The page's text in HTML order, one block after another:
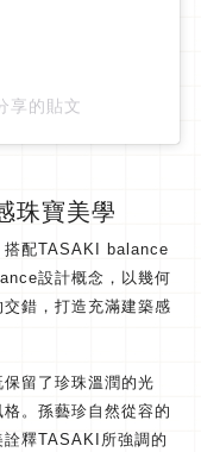
享的貼文
珠寶美學
搭配TASAKI balance
設計概念， 以幾何
錯， 打造充滿建築感
留了珍珠溫潤的光
。孫藝珍自然從容的
釋TASAKI所強調的